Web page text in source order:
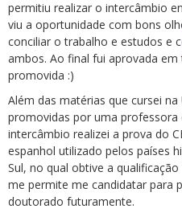
permitiu realizar o intercâmbio
viu a oportunidade com bons
conciliar o trabalho e estudos e
ambos. Ao final fui aprovada
promovida :)
Além das matérias que cursei
promovidas por uma professora
intercâmbio realizei a prova do
espanhol utilizado pelos países
Sul, no qual obtive a
me permite me candidatar para
doutorado futuramente.